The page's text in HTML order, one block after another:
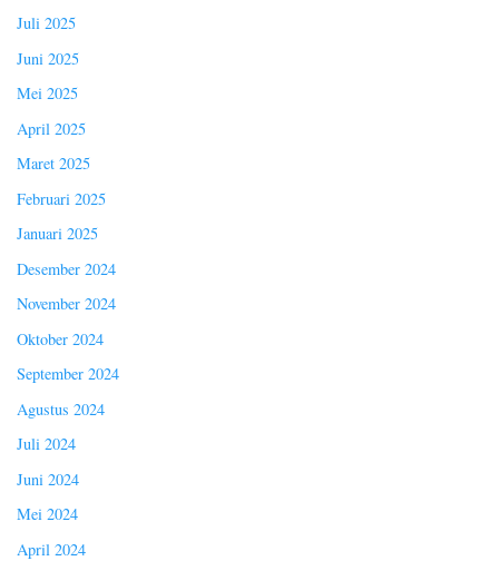
Juli 2025
Juni 2025
Mei 2025
April 2025
Maret 2025
Februari 2025
Januari 2025
Desember 2024
November 2024
Oktober 2024
September 2024
Agustus 2024
Juli 2024
Juni 2024
Mei 2024
April 2024